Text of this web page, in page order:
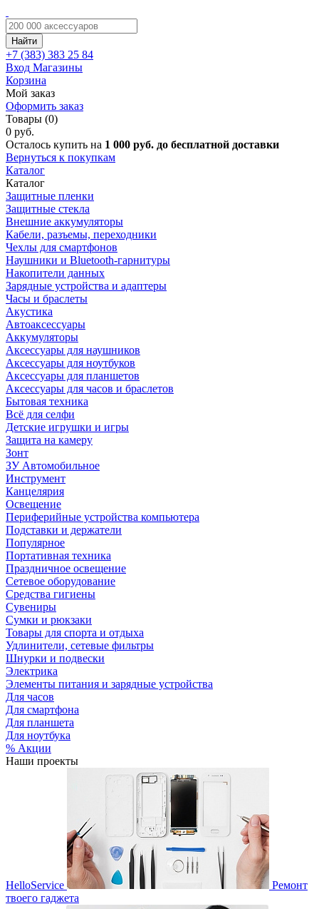
Найти
+7 (383) 383 25 84
Вход Магазины
Корзина
Мой заказ
Оформить заказ
Товары (0)
0 руб.
Осталось купить на 1 000 руб. до бесплатной доставки
Вернуться к покупкам
Каталог
Каталог
Защитные пленки
Защитные стекла
Внешние аккумуляторы
Кабели, разъемы, переходники
Чехлы для смартфонов
Наушники и Bluetooth-гарнитуры
Накопители данных
Зарядные устройства и адаптеры
Часы и браслеты
Акустика
Автоаксессуары
Аккумуляторы
Аксессуары для наушников
Аксессуары для ноутбуков
Аксессуары для планшетов
Аксессуары для часов и браслетов
Бытовая техника
Всё для селфи
Детские игрушки и игры
Защита на камеру
Зонт
ЗУ Автомобильное
Инструмент
Канцелярия
Освещение
Периферийные устройства компьютера
Подставки и держатели
Популярное
Портативная техника
Праздничное освещение
Сетевое оборудование
Средства гигиены
Сувениры
Сумки и рюкзаки
Товары для спорта и отдыха
Удлинители, сетевые фильтры
Шнурки и подвески
Электрика
Элементы питания и зарядные устройства
Для часов
Для смартфона
Для планшета
Для ноутбука
% Акции
Наши проекты
HelloService
Ремонт
твоего гаджета